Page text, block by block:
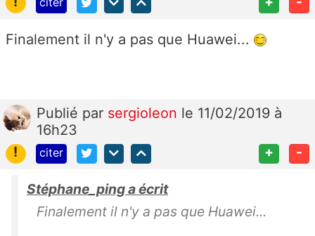
Finalement il n'y a pas que Huawei...
Publié par sergioleon le 11/02/2019 à
16h23
!
citer + -
Stéphane_ping a écrit
Finalement il n'y a pas que Huawei...